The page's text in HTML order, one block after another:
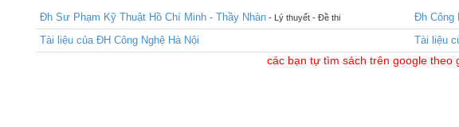
Đh Sư Phạm Kỹ Thuật Hồ Chí Minh - Thầy Nhàn - Lý thuyết - Đề thi
Đh Công
Tài liệu của ĐH Công Nghệ Hà Nội
Tài liệu
các bạn tự tìm sách trên google theo